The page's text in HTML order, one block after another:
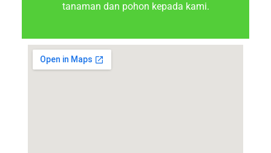
tanaman dan pohon kepada kami.